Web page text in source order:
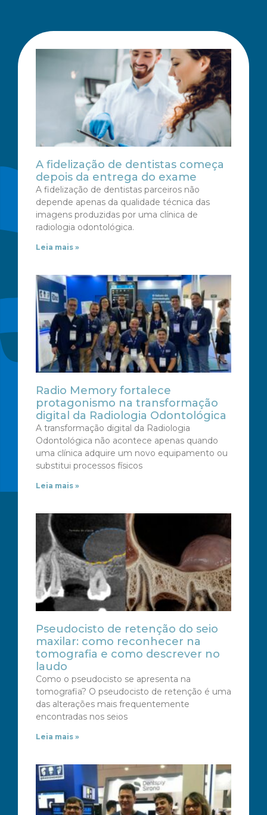
A fidelização de dentistas começa
depois da entrega do exame
A fidelização de dentistas parceiros não
depende apenas da qualidade técnica das
imagens produzidas por uma clínica de
radiologia odontológica.
Leia mais »
Radio Memory fortalece
protagonismo na transformação
digital da Radiologia Odontológica
A transformação digital da Radiologia
Odontológica não acontece apenas quando
uma clínica adquire um novo equipamento ou
substitui processos físicos
Leia mais »
Pseudocisto de retenção do seio
maxilar: como reconhecer na
tomografia e como descrever no
laudo
Como o pseudocisto se apresenta na
tomografia? O pseudocisto de retenção é uma
das alterações mais frequentemente
encontradas nos seios
Leia mais »